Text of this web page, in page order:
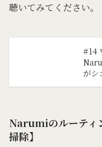
聴いてみてください。
#14
が
Narumiのルーティ
掃除】